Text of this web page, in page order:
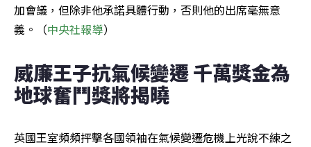
加會議，但除非他承諾具體行動，否則他的出席毫無意
義。（中央社報導）
威廉王子抗氣候變遷 千萬獎金為
地球奮鬥獎將揭曉
英國王室頻頻抨擊各國領袖在氣候變遷危機上光說不練之